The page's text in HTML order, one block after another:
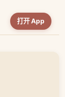
打开 App